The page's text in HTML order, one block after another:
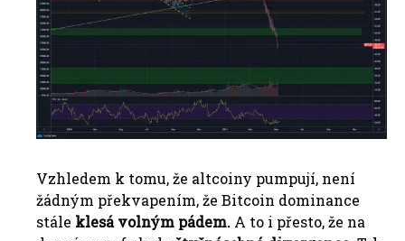
Vzhledem k tomu, že altcoiny pumpují, není
žádným překvapením, že Bitcoin dominance
stále klesá volným pádem. A to i přesto, že na